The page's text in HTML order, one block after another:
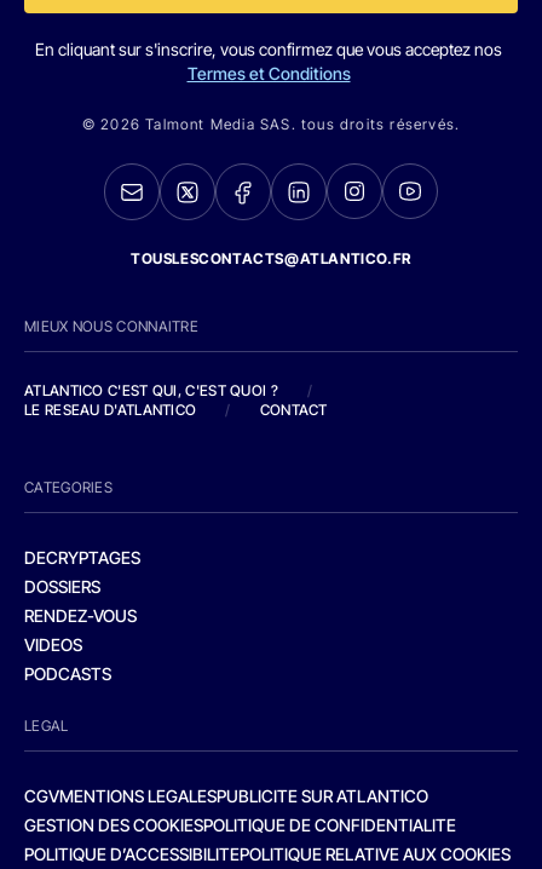
En cliquant sur s'inscrire, vous confirmez que vous acceptez nos
Termes et Conditions
© 2026 Talmont Media SAS. tous droits réservés.
TOUSLESCONTACTS@ATLANTICO.FR
MIEUX NOUS CONNAITRE
ATLANTICO C'EST QUI, C'EST QUOI ?
/
LE RESEAU D'ATLANTICO
/ CONTACT
CATEGORIES
DECRYPTAGES
DOSSIERS
RENDEZ-VOUS
VIDEOS
PODCASTS
LEGAL
CGVMENTIONS LEGALESPUBLICITE SUR ATLANTICO
GESTION DES COOKIESPOLITIQUE DE CONFIDENTIALITE
POLITIQUE D’ACCESSIBILITEPOLITIQUE RELATIVE AUX COOKIES